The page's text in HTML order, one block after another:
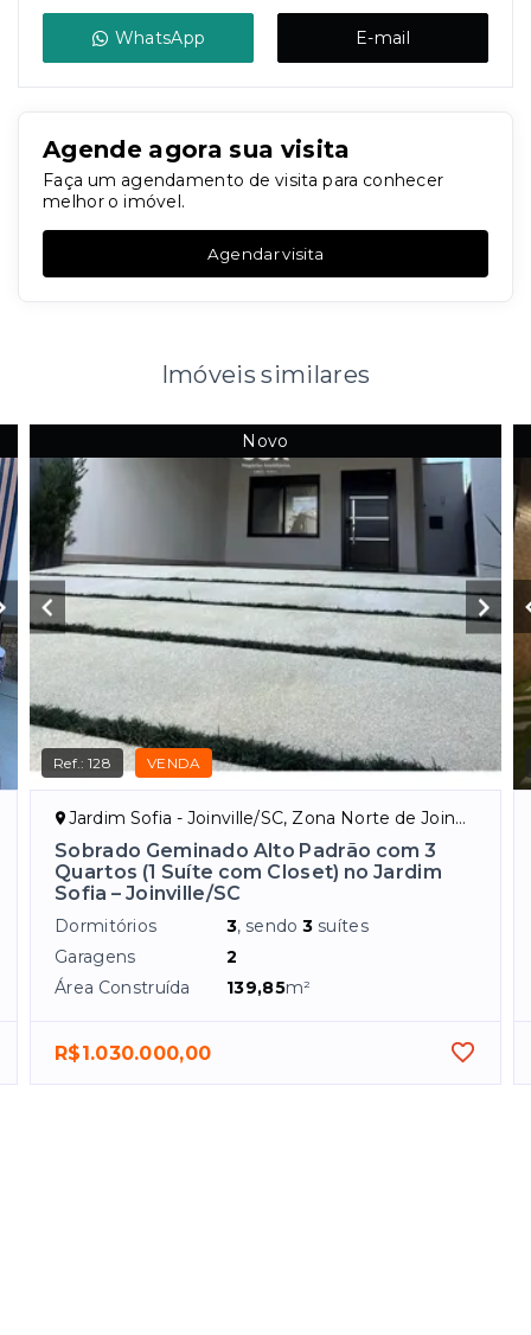
WhatsApp E-mail
Agende agora sua visita
Faça um agendamento de visita para conhecer
melhor o imóvel.
Agendar visita
Imóveis similares
Novo
Ref.:128 VENDA
Jardim Sofia - Joinville/SC, Zona Norte de Joinville
Sobrado Geminado Alto Padrão com 3
Quartos (1 Suíte com Closet) no Jardim
Sofia – Joinville/SC
Dormitórios 3, sendo3 suítes
Garagens
2
Área Construída
139,85m²
R$1.030.000,00